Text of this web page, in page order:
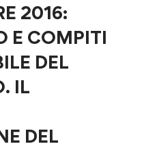
2016:
E COMPITI
DEL
IL
DEL